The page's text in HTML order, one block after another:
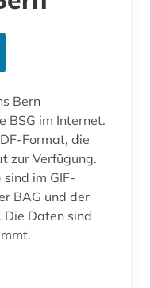
Bern
BSG im Internet.
Format, die
zur Verfügung.
sind im GIF-
BAG und der
Die Daten sind